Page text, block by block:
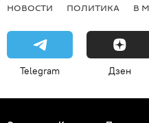
НОВОСТИ ПОЛИТИКА В
Telegram Дзен